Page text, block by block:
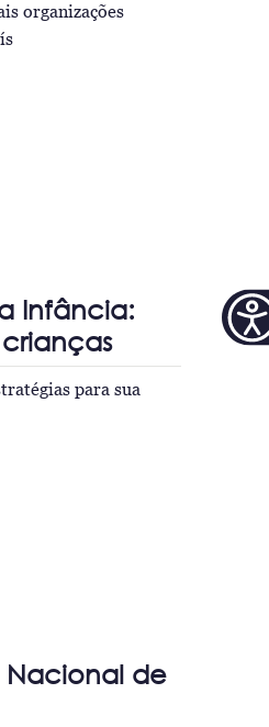
organizações
Infância:
para sua
Nacional de